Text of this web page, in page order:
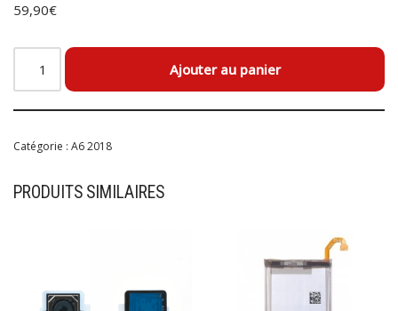
59,90€
Ajouter au panier
Catégorie : A6 2018
PRODUITS SIMILAIRES